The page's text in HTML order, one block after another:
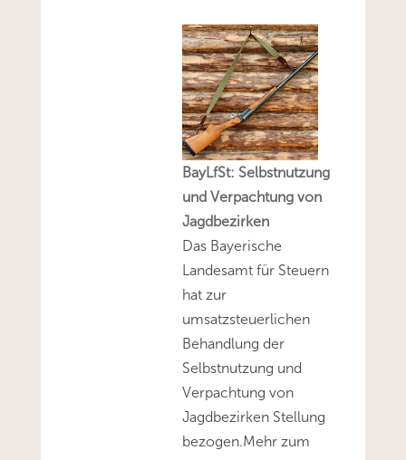
BayLfSt: Selbstnutzung
und Verpachtung von
Jagdbezirken
Das Bayerische
Landesamt für Steuern
hat zur
umsatzsteuerlichen
Behandlung der
Selbstnutzung und
Verpachtung von
Jagdbezirken Stellung
bezogen.Mehr zum